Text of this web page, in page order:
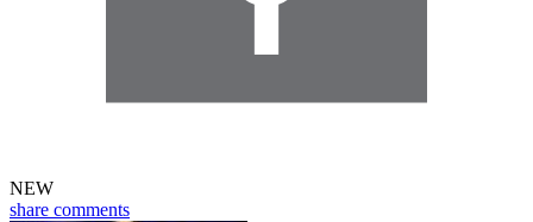
NEW
share comments